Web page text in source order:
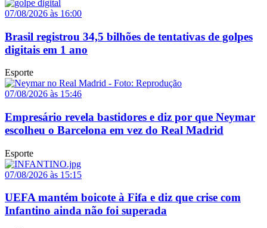
07/08/2026 às 16:00
Brasil registrou 34,5 bilhões de tentativas de golpes
digitais em 1 ano
Esporte
07/08/2026 às 15:46
Empresário revela bastidores e diz por que Neymar
escolheu o Barcelona em vez do Real Madrid
Esporte
07/08/2026 às 15:15
UEFA mantém boicote à Fifa e diz que crise com
Infantino ainda não foi superada